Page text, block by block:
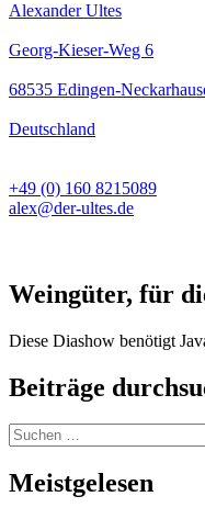
Alexander Ultes
Georg-Kieser-Weg 6
68535 Edingen-
Deutschland
+49 (0) 160 8215089
alex@der-ultes.de
Weingüter, für
Diese Diashow benötigt
Beiträge
Suchen
nach:
Meistgelesen